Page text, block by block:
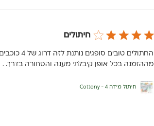
חיתולים
מההזמנה בכל אופן קיבלתי מענה והסחורה בדרך. .
חיתול מידה 4 - Cottony